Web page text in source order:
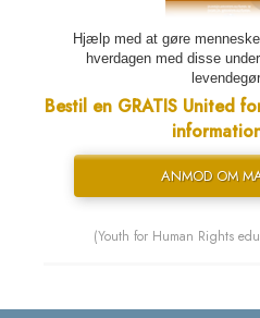
Hjælp med at gøre
hverdagen med disse
Bestil en GRATIS United
ANMOD OM
(Youth for Human Rights